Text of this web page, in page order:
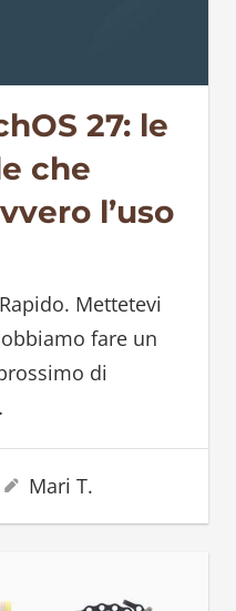
27: le
che
l’uso
Mettetevi
fare un
di
Mari T.